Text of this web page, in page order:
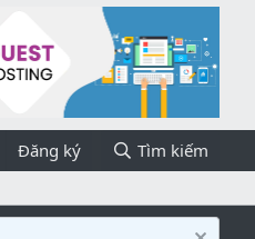
Đăng ký Tìm kiếm